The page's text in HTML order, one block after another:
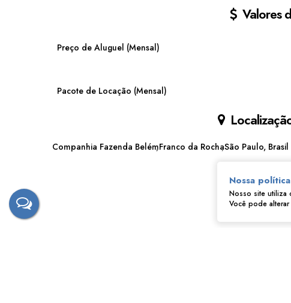
Nossa
Nosso site utiliza
Você pode
Valores
Preço de Aluguel (Mensal)
Pacote de Locação (Mensal)
Companhia Fazenda BelémFranco da RochaSão Paulo, Brasil